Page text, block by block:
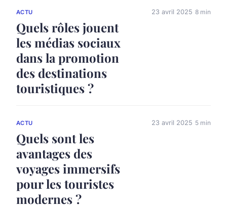
ACTU
Quels rôles jouent
les médias sociaux
dans la promotion
des destinations
touristiques ?
23 avril 2025 8 min
ACTU
Quels sont les
avantages des
voyages immersifs
pour les touristes
modernes ?
23 avril 2025 5 min